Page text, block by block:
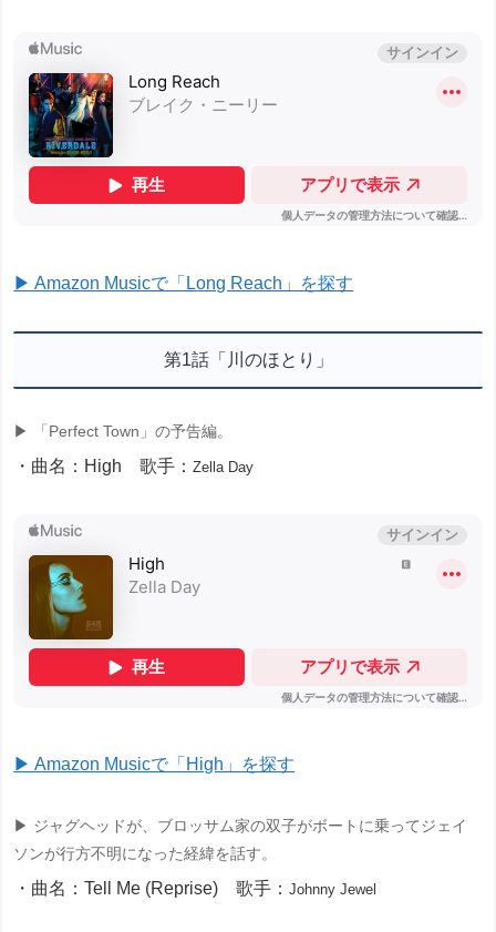
▶ Amazon Musicで「Long Reach」を探す
第1話「川のほとり」
▶ 「Perfect Town」の予告編。
・曲名：High 歌手：Zella Day
▶ Amazon Musicで「High」を探す
▶ ジャグヘッドが、ブロッサム家の双子がボートに乗ってジェイ
ソンが行方不明になった経緯を話す。
・曲名：Tell Me (Reprise) 歌手：Johnny Jewel